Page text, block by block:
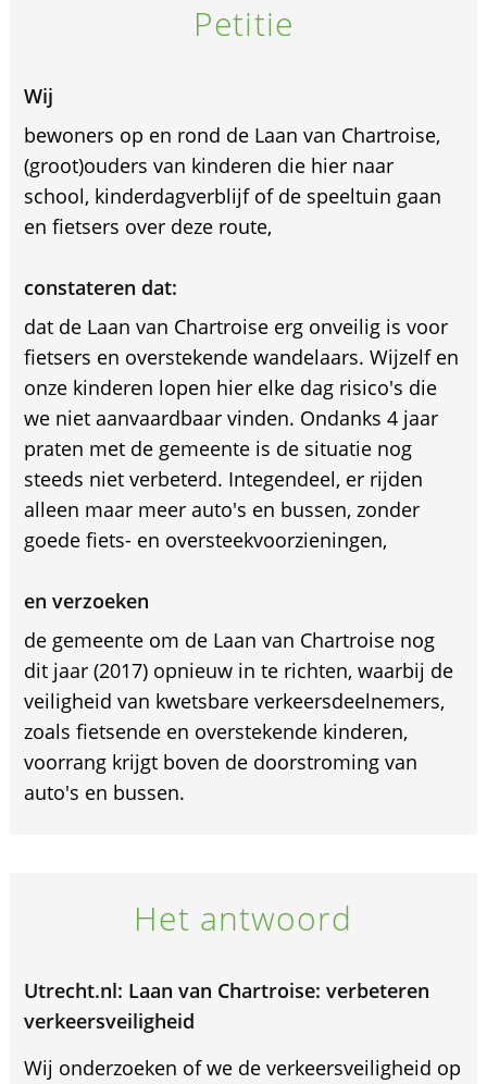
Petitie
Wij
bewoners op en rond de Laan van Chartroise,
(groot)ouders van kinderen die hier naar
school, kinderdagverblijf of de speeltuin gaan
en fietsers over deze route,
constateren dat:
dat de Laan van Chartroise erg onveilig is voor
fietsers en overstekende wandelaars. Wijzelf en
onze kinderen lopen hier elke dag risico's die
we niet aanvaardbaar vinden. Ondanks 4 jaar
praten met de gemeente is de situatie nog
steeds niet verbeterd. Integendeel, er rijden
alleen maar meer auto's en bussen, zonder
goede fiets- en oversteekvoorzieningen,
en verzoeken
de gemeente om de Laan van Chartroise nog
dit jaar (2017) opnieuw in te richten, waarbij de
veiligheid van kwetsbare verkeersdeelnemers,
zoals fietsende en overstekende kinderen,
voorrang krijgt boven de doorstroming van
auto's en bussen.
Het antwoord
Utrecht.nl: Laan van Chartroise: verbeteren
verkeersveiligheid
Wij onderzoeken of we de verkeersveiligheid op